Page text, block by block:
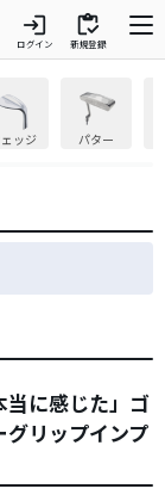
login
ログイン
inventory
新規登録
ッジ パター
当に感じた」ゴ
リップインプ